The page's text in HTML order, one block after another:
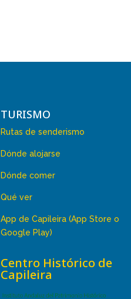
TURISMO
Rutas de senderismo
Dónde alojarse
Dónde comer
Qué ver
App de Capileira (App Store o
Google Play)
Centro Histórico de
Capileira